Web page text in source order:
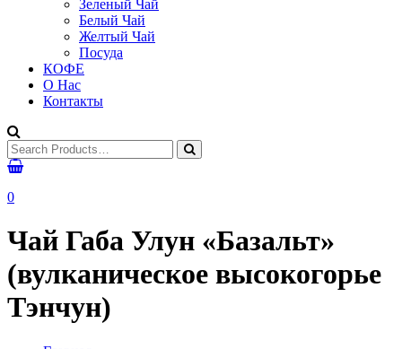
Зеленый Чай
Белый Чай
Желтый Чай
Посуда
КОФЕ
О Нас
Контакты
0
Чай Габа Улун «Базальт»
(вулканическое высокогорье
Тэнчун)